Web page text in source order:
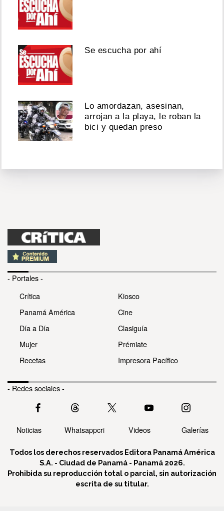
Se escucha por ahí
Lo amordazan, asesinan,
arrojan a la playa, le roban la
bici y quedan preso
- Portales -
Crítica
Panamá América
Día a Día
Mujer
Recetas
Kiosco
Cine
Clasiguía
Prémiate
Impresora Pacífico
- Redes sociales -
Noticias Whatsappcri Videos Galerías
Todos los derechos reservados Editora Panamá América
S.A. - Ciudad de Panamá - Panamá 2026.
Prohibida su reproducción total o parcial, sin autorización
escrita de su titular.